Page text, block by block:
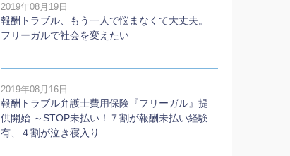
2019年08月19日
報酬トラブル、もう一人で悩まなくて大丈夫。
フリーガルで社会を変えたい
2019年08月16日
報酬トラブル弁護士費用保険『フリーガル』提
供開始 ～STOP未払い！７割が報酬未払い経験
有、４割が泣き寝入り